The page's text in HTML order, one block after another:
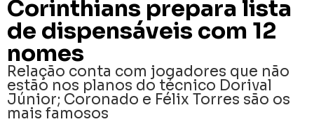
Corinthians prepara lista
de dispensáveis com 12
nomes
Relação conta com jogadores que não
estão nos planos do técnico Dorival
Júnior; Coronado e Félix Torres são os
mais famosos